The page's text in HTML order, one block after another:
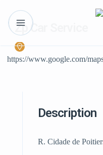
Zp Car Service
https://www.google.com/
Description
R. Cidade de